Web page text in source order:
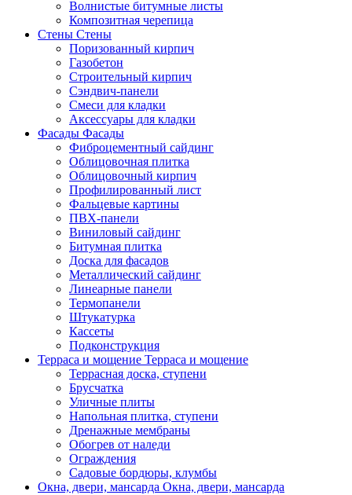
Волнистые битумные листы
Композитная черепица
Стены Стены
Поризованный кирпич
Газобетон
Строительный кирпич
Сэндвич-панели
Смеси для кладки
Аксессуары для кладки
Фасады Фасады
Фиброцементный сайдинг
Облицовочная плитка
Облицовочный кирпич
Профилированный лист
Фальцевые картины
ПВХ-панели
Виниловый сайдинг
Битумная плитка
Доска для фасадов
Металлический сайдинг
Линеарные панели
Термопанели
Штукатурка
Кассеты
Подконструкция
Терраса и мощение Терраса и мощение
Террасная доска, ступени
Брусчатка
Уличные плиты
Напольная плитка, ступени
Дренажные мембраны
Обогрев от наледи
Ограждения
Садовые бордюры, клумбы
Окна, двери, мансарда Окна, двери, мансарда